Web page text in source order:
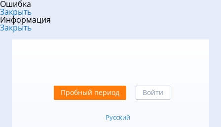
Ошибка
Закрыть
Информация
Закрыть
Пробный период Войти
Русский